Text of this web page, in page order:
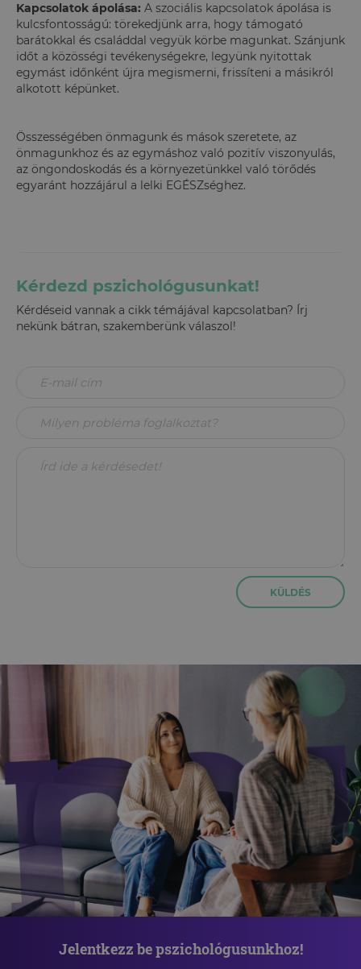
Kapcsolatok ápolása: A szociális kapcsolatok ápolása is
kulcsfontosságú: törekedjünk arra, hogy támogató
barátokkal és családdal vegyük körbe magunkat. Szánjunk
időt a közösségi tevékenységekre, legyünk nyitottak
egymást időnként újra megismerni, frissíteni a másikról
alkotott képünket.
Összességében önmagunk és mások szeretete, az
önmagunkhoz és az egymáshoz való pozitív viszonyulás,
az öngondoskodás és a környezetünkkel való törődés
egyaránt hozzájárul a lelki EGÉSZséghez.
Kérdezd pszichológusunkat!
Kérdéseid vannak a cikk témájával kapcsolatban? Írj
nekünk bátran, szakemberünk válaszol!
KÜLDÉS
Jelentkezz be pszichológusunkhoz!